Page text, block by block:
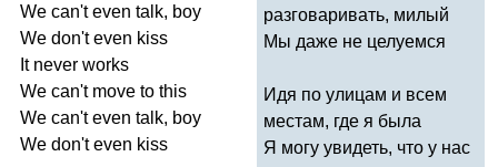
We can't even talk, boy
We don't even kiss
It never works
We can't move to this
We can't even talk, boy
We don't even kiss
разговаривать, милый
Мы даже не целуемся
Идя по улицам и всем
местам, где я была
Я могу увидеть, что у нас